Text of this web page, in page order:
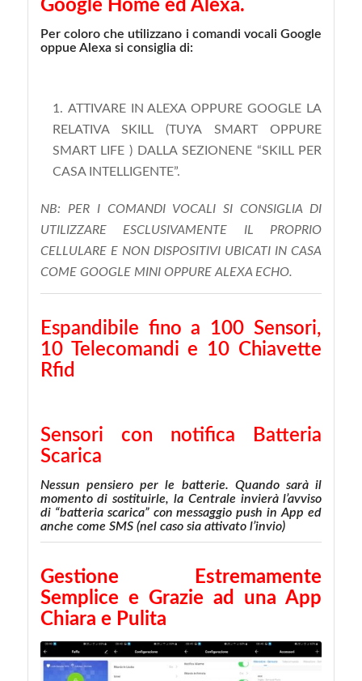
Google Home ed Alexa.
Per coloro che utilizzano i comandi vocali Google
oppue Alexa si consiglia di:
ATTIVARE IN ALEXA OPPURE GOOGLE LA
RELATIVA SKILL (TUYA SMART OPPURE
SMART LIFE ) DALLA SEZIONENE “SKILL PER
CASA INTELLIGENTE”.
NB: PER I COMANDI VOCALI SI CONSIGLIA DI
UTILIZZARE ESCLUSIVAMENTE IL PROPRIO
CELLULARE E NON DISPOSITIVI UBICATI IN CASA
COME GOOGLE MINI OPPURE ALEXA ECHO.
Espandibile fino a 100 Sensori,
10 Telecomandi e 10 Chiavette
Rfid
Sensori con notifica Batteria
Scarica
Nessun pensiero per le batterie. Quando sarà il
momento di sostituirle, la Centrale invierà l’avviso
di “batteria scarica” con messaggio push in App ed
anche come SMS (nel caso sia attivato l’invio)
Gestione Estremamente
Semplice e Grazie ad una App
Chiara e Pulita